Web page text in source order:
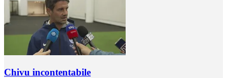
Chivu incontentabile